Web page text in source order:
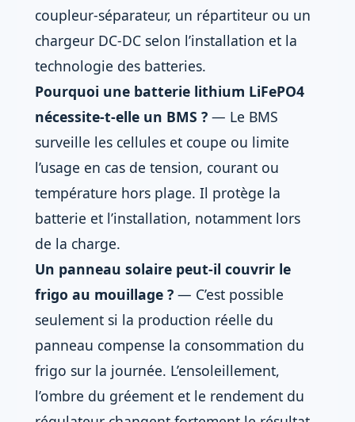
coupleur-séparateur, un répartiteur ou un
chargeur DC-DC selon l’installation et la
technologie des batteries.
Pourquoi une batterie lithium LiFePO4
nécessite-t-elle un BMS ? — Le BMS
surveille les cellules et coupe ou limite
l’usage en cas de tension, courant ou
température hors plage. Il protège la
batterie et l’installation, notamment lors
de la charge.
Un panneau solaire peut-il couvrir le
frigo au mouillage ? — C’est possible
seulement si la production réelle du
panneau compense la consommation du
frigo sur la journée. L’ensoleillement,
l’ombre du gréement et le rendement du